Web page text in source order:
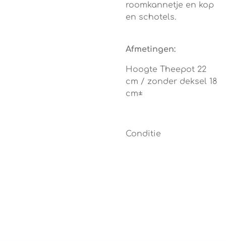
roomkannetje en kop
en schotels.
Afmetingen:
Hoogte Theepot 22
cm / zonder deksel 18
cm±
Conditie